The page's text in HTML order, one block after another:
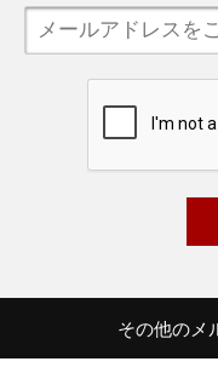
その他のメ